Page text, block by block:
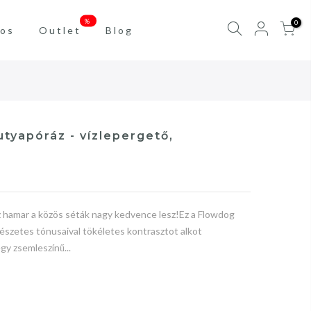
Outlet
%
Blog
0
- vízlepergető,
a közös séták nagy kedvence lesz!Ez a Flowdog
tónusaival tökéletes kontrasztot alkot
zsemleszínű...